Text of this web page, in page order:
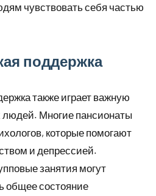
чувствовать себя частью
поддержка
также играет важную
Многие пансионаты
которые помогают
и депрессией.
занятия могут
общее состояние